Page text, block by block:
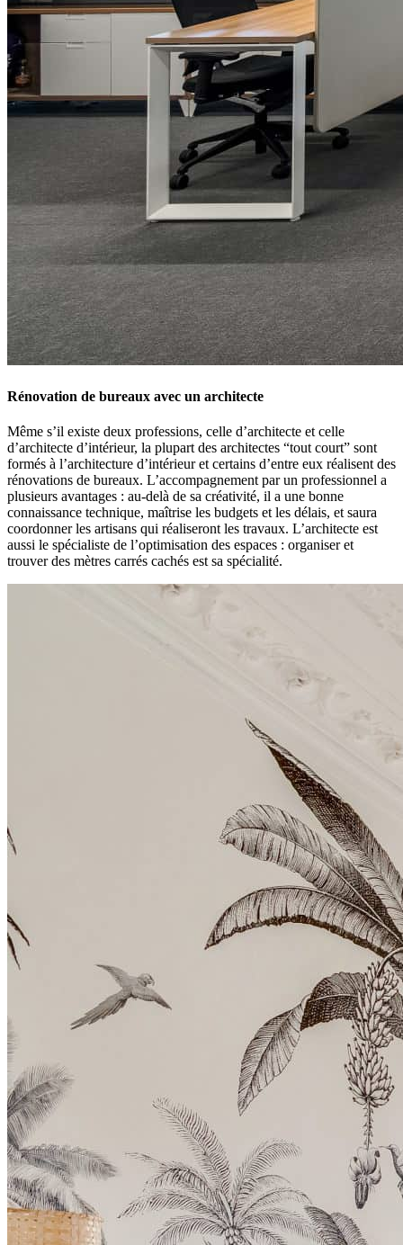
Rénovation de bureaux avec un architecte
Même s’il existe deux professions, celle d’architecte et celle
d’architecte d’intérieur, la plupart des architectes “tout court” sont
formés à l’architecture d’intérieur et certains d’entre eux réalisent des
rénovations de bureaux. L’accompagnement par un professionnel a
plusieurs avantages : au-delà de sa créativité, il a une bonne
connaissance technique, maîtrise les budgets et les délais, et saura
coordonner les artisans qui réaliseront les travaux. L’architecte est
aussi le spécialiste de l’optimisation des espaces : organiser et
trouver des mètres carrés cachés est sa spécialité.